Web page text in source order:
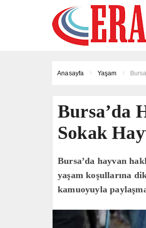
Anasayfa Yaşam
Bursa’da
Sokak
Bursa’da hayvan
yaşam koşullarına
kamuoyuyla